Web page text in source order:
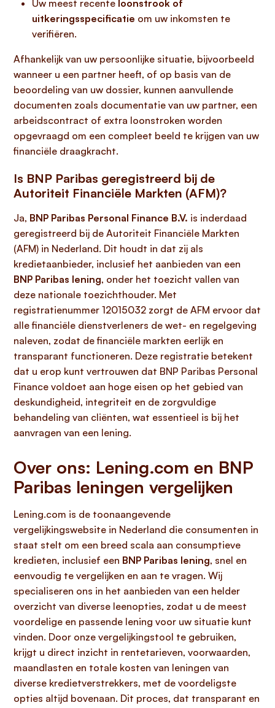
Uw meest recente loonstrook of
uitkeringsspecificatie om uw inkomsten te
verifiëren.
Afhankelijk van uw persoonlijke situatie, bijvoorbeeld
wanneer u een partner heeft, of op basis van de
beoordeling van uw dossier, kunnen aanvullende
documenten zoals documentatie van uw partner, een
arbeidscontract of extra loonstroken worden
opgevraagd om een compleet beeld te krijgen van uw
financiële draagkracht.
Is BNP Paribas geregistreerd bij de
Autoriteit Financiële Markten (AFM)?
Ja, BNP Paribas Personal Finance B.V. is inderdaad
geregistreerd bij de Autoriteit Financiële Markten
(AFM) in Nederland. Dit houdt in dat zij als
kredietaanbieder, inclusief het aanbieden van een
BNP Paribas lening, onder het toezicht vallen van
deze nationale toezichthouder. Met
registratienummer 12015032 zorgt de AFM ervoor dat
alle financiële dienstverleners de wet- en regelgeving
naleven, zodat de financiële markten eerlijk en
transparant functioneren. Deze registratie betekent
dat u erop kunt vertrouwen dat BNP Paribas Personal
Finance voldoet aan hoge eisen op het gebied van
deskundigheid, integriteit en de zorgvuldige
behandeling van cliënten, wat essentieel is bij het
aanvragen van een lening.
Over ons: Lening.com en BNP
Paribas leningen vergelijken
Lening.com is de toonaangevende
vergelijkingswebsite in Nederland die consumenten in
staat stelt om een breed scala aan consumptieve
kredieten, inclusief een BNP Paribas lening, snel en
eenvoudig te vergelijken en aan te vragen. Wij
specialiseren ons in het aanbieden van een helder
overzicht van diverse leenopties, zodat u de meest
voordelige en passende lening voor uw situatie kunt
vinden. Door onze vergelijkingstool te gebruiken,
krijgt u direct inzicht in rentetarieven, voorwaarden,
maandlasten en totale kosten van leningen van
diverse kredietverstrekkers, met de voordeligste
opties altijd bovenaan. Dit proces, dat transparant en